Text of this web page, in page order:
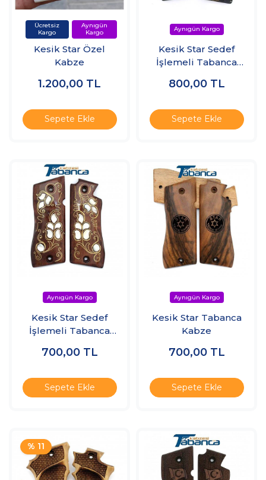
Kesik Star Özel
Kabze
1.200,00 TL
Sepete Ekle
Kesik Star Sedef
İşlemeli Tabanca
800,00 TL
Sepete Ekle
Kesik Star Sedef
İşlemeli Tabanca
700,00 TL
Sepete Ekle
Kesik Star Tabanca
Kabze
700,00 TL
Sepete Ekle
% 11